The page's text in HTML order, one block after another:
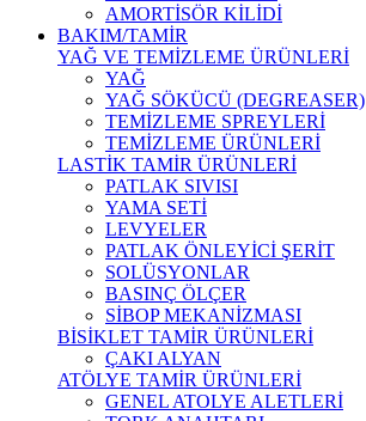
AMORTİSÖR KİLİDİ
BAKIM/TAMİR
YAĞ VE TEMİZLEME ÜRÜNLERİ
YAĞ
YAĞ SÖKÜCÜ (DEGREASER)
TEMİZLEME SPREYLERİ
TEMİZLEME ÜRÜNLERİ
LASTİK TAMİR ÜRÜNLERİ
PATLAK SIVISI
YAMA SETİ
LEVYELER
PATLAK ÖNLEYİCİ ŞERİT
SOLÜSYONLAR
BASINÇ ÖLÇER
SİBOP MEKANİZMASI
BİSİKLET TAMİR ÜRÜNLERİ
ÇAKI ALYAN
ATÖLYE TAMİR ÜRÜNLERİ
GENEL ATOLYE ALETLERİ